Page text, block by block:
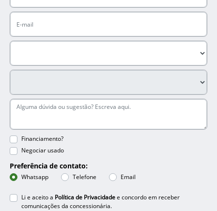
Financiamento?
Negociar usado
Preferência de contato:
Whatsapp Telefone Email
Li e aceito a Política de Privacidadee concordo em receber
comunicações da concessionária.